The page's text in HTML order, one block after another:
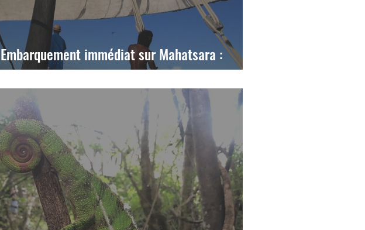
Embarquement immédiat sur Mahatsara :
l'aventure de notre vie nous attend avec Alefa!